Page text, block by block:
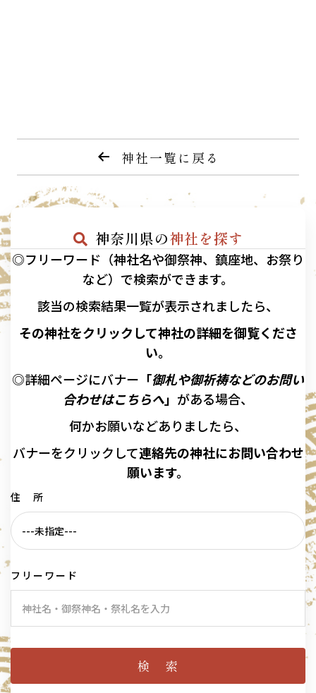
神社一覧に戻る
神奈川県の神社を探す
◎フリーワード（神社名や御祭神、鎮座地、お祭り
など）で検索ができます。
該当の検索結果一覧が表示されましたら、
その神社をクリックして神社の詳細を御覧くださ
い。
◎詳細ページにバナー 「御札や御祈祷などのお問い
合わせはこちらへ」 がある場合、
何かお願いなどありましたら、
バナーをクリックして連絡先の神社にお問い合わせ
願います。
住 所
フリーワード